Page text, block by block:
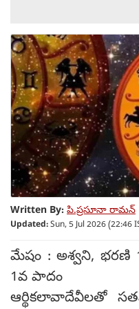
Written By: పి.ప్రసూనా రామన్
Updated:Sun, 5 Jul 2026 (22:46
మేషం : అశ్వని, భరణి
1వ పాదం
ఆర్థికలావాదేవీలతో